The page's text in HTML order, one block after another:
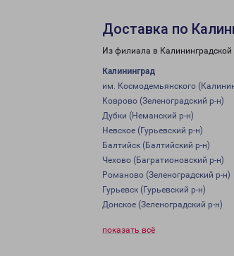
Доставка по
Из филиала в Калининградской
Калининград
им. Космодемьянского
Коврово (Зеленоградский р-н)
Дубки (Неманский р-н)
Невское (Гурьевский р-н)
Балтийск (Балтийский р-н)
Чехово (Багратионовский р-н)
Романово (Зеленоградский р-н)
Гурьевск (Гурьевский р-н)
Донское (Зеленоградский р-н)
показать всё